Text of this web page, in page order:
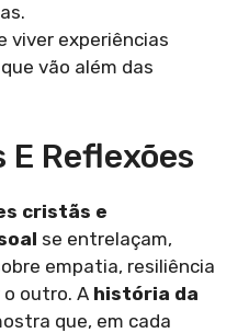
viver experiências
vão além das
Reflexões
cristãs e
se entrelaçam,
empatia, resiliência
outro. A história da
que, em cada